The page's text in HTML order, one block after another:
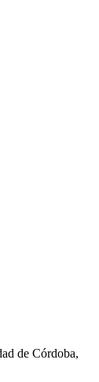
de Córdoba,